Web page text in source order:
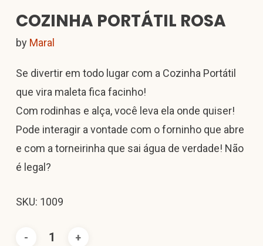
COZINHA PORTÁTIL ROSA
by Maral
Se divertir em todo lugar com a Cozinha Portátil
que vira maleta fica facinho!
Com rodinhas e alça, você leva ela onde quiser!
Pode interagir a vontade com o forninho que abre
e com a torneirinha que sai água de verdade! Não
é legal?
SKU: 1009